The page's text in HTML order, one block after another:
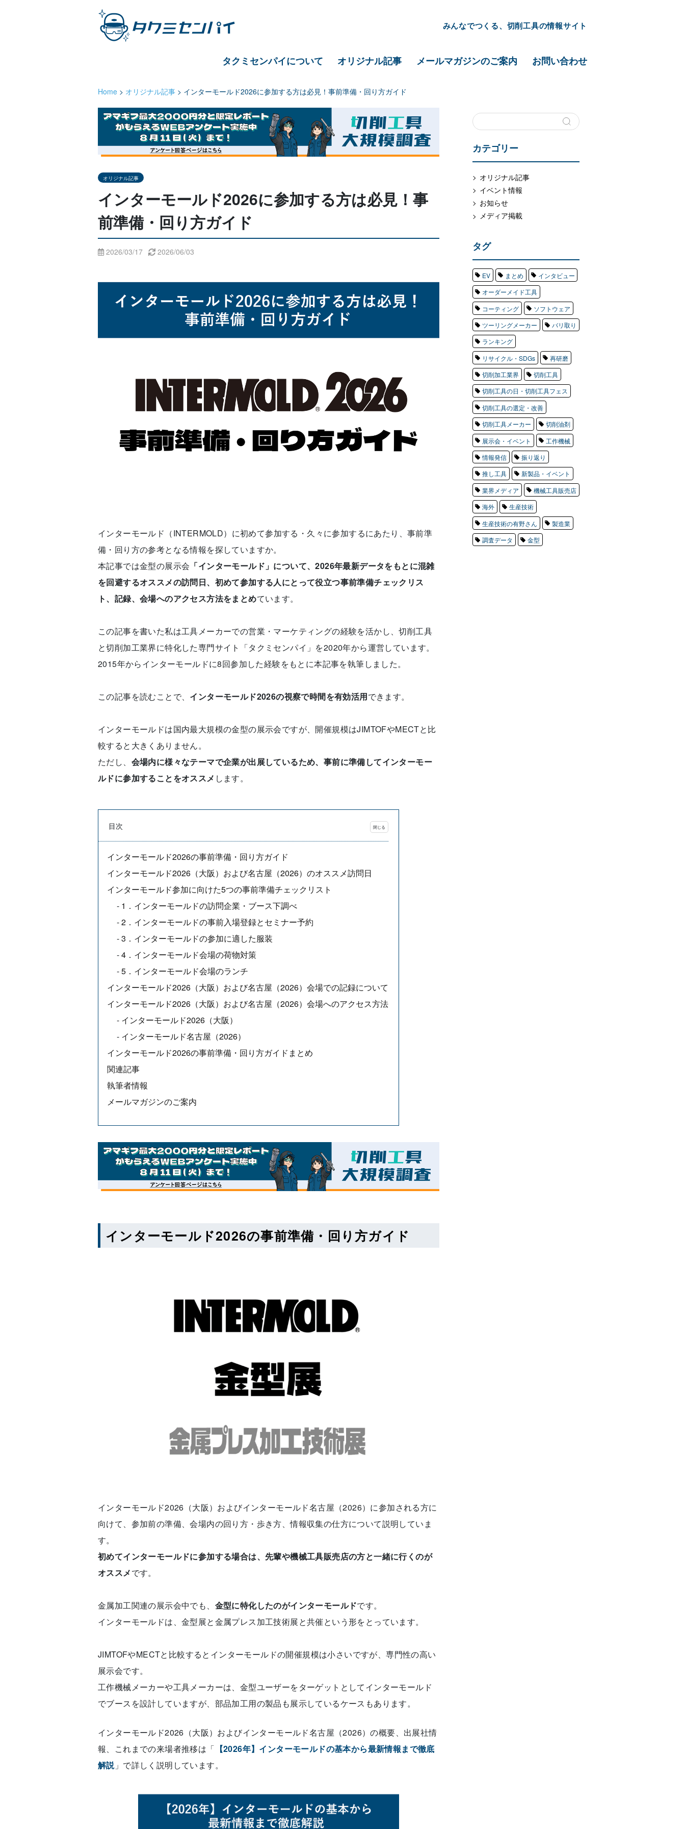
みんなでつくる、切削工具の情報サイト
タクミセンパイについて オリジナル記事 メールマガジンのご案内 お問い合わせ
Home > オリジナル記事 > インターモールド2026に参加する方は必見！事前準備・回り方ガイド
オリジナル記事
インターモールド2026に参加する方は必見！事
前準備・回り方ガイド
2026/03/17 2026/06/03
インターモールド（INTERMOLD）に初めて参加する・久々に参加するにあたり、事前準
備・回り方の参考となる情報を探していますか。
本記事では金型の展示会 「インターモールド」について、2026年最新データをもとに混雑
を回避するオススメの訪問日、初めて参加する人にとって役立つ事前準備チェックリス
ト、記録、会場へのアクセス方法をまとめています。
この記事を書いた私は工具メーカーでの営業・マーケティングの経験を活かし、切削工具
と切削加工業界に特化した専門サイト「タクミセンパイ」を2020年から運営しています。
2015年からインターモールドに8回参加した経験をもとに本記事を執筆しました。
この記事を読むことで、 インターモールド2026の視察で時間を有効活用できます。
インターモールドは国内最大規模の金型の展示会ですが、開催規模はJIMTOFやMECTと比
較すると大きくありません。
ただし、 会場内に様々なテーマで企業が出展しているため、事前に準備してインターモー
ルドに参加することをオススメ します。
目次
インターモールド2026の事前準備・回り方ガイド
インターモールド2026（大阪）および名古屋（2026）のオススメ訪問日
インターモールド参加に向けた5つの事前準備チェックリスト
1．インターモールドの訪問企業・ブース下調べ
2．インターモールドの事前入場登録とセミナー予約
3．インターモールドの参加に適した服装
4．インターモールド会場の荷物対策
5．インターモールド会場のランチ
インターモールド2026（大阪）および名古屋（2026）会場での記録について
インターモールド2026（大阪）および名古屋（2026）会場へのアクセス方法
インターモールド2026（大阪）
インターモールド名古屋（2026）
インターモールド2026の事前準備・回り方ガイドまとめ
関連記事
執筆者情報
メールマガジンのご案内
インターモールド2026の事前準備・回り方ガイド
インターモールド2026（大阪）およびインターモールド名古屋（2026）に参加される方に
向けて、参加前の準備、会場内の回り方・歩き方、情報収集の仕方について説明していま
す。
初めてインターモールドに参加する場合は、先輩や機械工具販売店の方と一緒に行くのが
オススメです。
金属加工関連の展示会中でも、 金型に特化したのがインターモールドです。
インターモールドは、金型展と金属プレス加工技術展と共催という形をとっています。
JIMTOFやMECTと比較するとインターモールドの開催規模は小さいですが、専門性の高い
展示会です。
工作機械メーカーや工具メーカーは、金型ユーザーをターゲットとしてインターモールド
でブースを設計していますが、部品加工用の製品も展示しているケースもあります。
インターモールド2026（大阪）およびインターモールド名古屋（2026）の概要、出展社情
報、これまでの来場者推移は「 【2026年】インターモールドの基本から最新情報まで徹底
解説」で詳しく説明しています。
カテゴリー
オリジナル記事
イベント情報
お知らせ
メディア掲載
タグ
EV まとめ
インタビュー
オーダーメイド工具
コーティング
ソフトウェア
ツーリングメーカー
バリ取り
ランキング
リサイクル・SDGs
再研磨
切削加工業界
切削工具
切削工具の日・切削工具フェス
切削工具の選定・改善
切削工具メーカー
切削油剤
展示会・イベント
工作機械
情報発信
振り返り
推し工具
新製品・イベント
業界メディア
機械工具販売店
海外
生産技術
生産技術の有野さん
製造業
調査データ
金型